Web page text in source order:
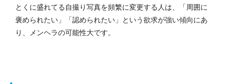
とくに盛れてる自撮り写真を頻繁に変更する人は、「周囲に
褒められたい」「認められたい」という欲求が強い傾向にあ
り、メンヘラの可能性大です。